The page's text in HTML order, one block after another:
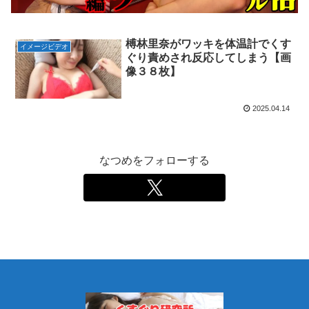
イメージビデオ
榑林里奈がワッキを体温計でくす
ぐり責めされ反応してしまう【画
像３８枚】
2025.04.14
なつめをフォローする